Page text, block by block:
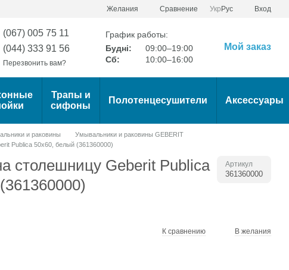
Желания Сравнение Укр Рус Вход
(067) 005 75 11
(044) 333 91 56
Перезвонить вам?
График работы:
Будні:
09:00–19:00
Сб:
10:00–16:00
Мой заказ
Трапы и
сифоны
Полотенцесушители Аксессуары
и раковины
Умывальники и раковины GEBERIT
Publica 50x60, белый (361360000)
столешницу Geberit Publica
Артикул
361360000
К сравнению В желания